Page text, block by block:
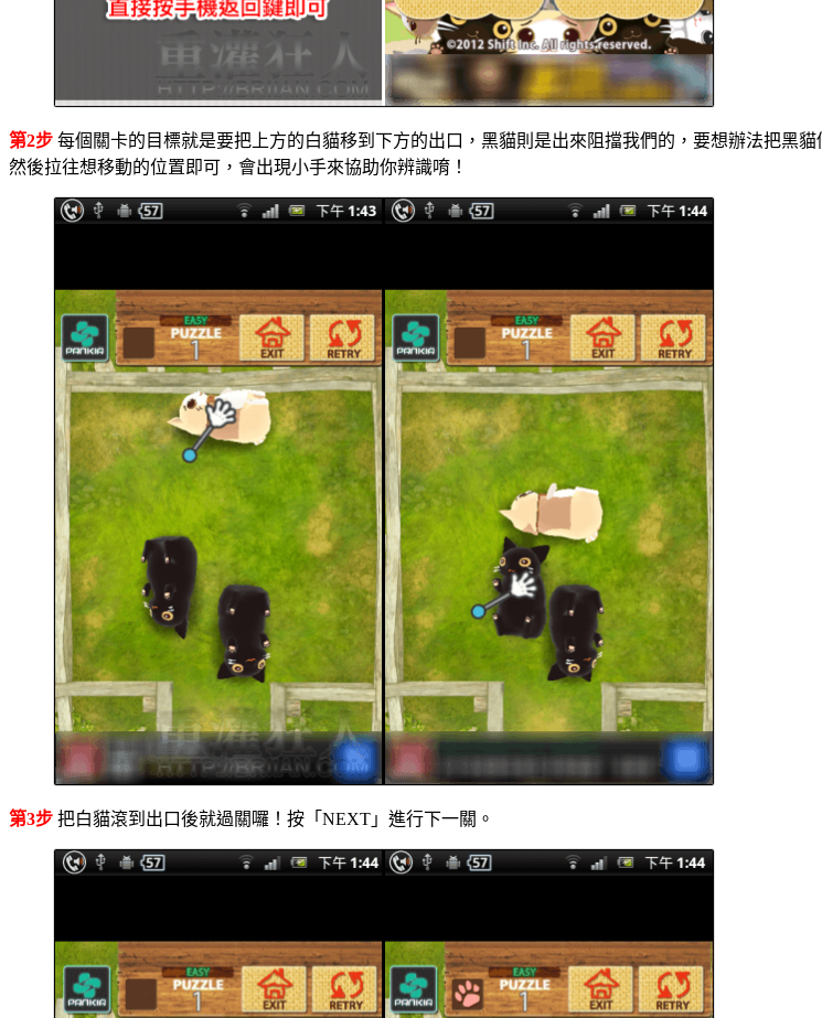
第2步 每個關卡的目標就是要把上方的白貓移到下方的出口，黑貓則是出來阻擋我們的，要想辦法把黑
然後拉往想移動的位置即可，會出現小手來協助你辨識唷！
第3步 把白貓滾到出口後就過關囉！按「NEXT」進行下一關。